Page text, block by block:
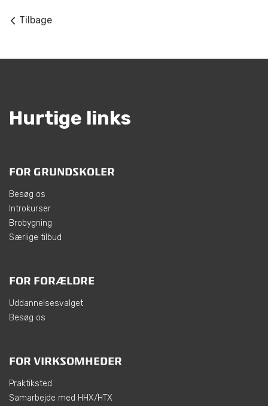
Tilbage
Hurtige links
FOR GRUNDSKOLER
Besøg os
Introkurser
Brobygning
Særlige tilbud
FOR FORÆLDRE
Uddannelsesvalget
Besøg os
FOR VIRKSOMHEDER
Praktiksted
Samarbejde med HHX/HTX